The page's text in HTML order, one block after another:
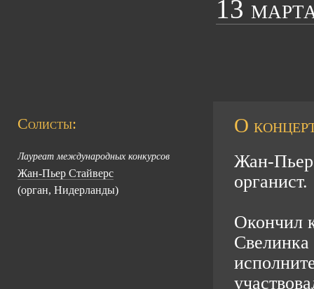
13
Солисты:
Лауреат международных конкурсов
Жан-Пьер Стайверс
(орган, Нидерланды)
О
Жан-
органист.
Окончил